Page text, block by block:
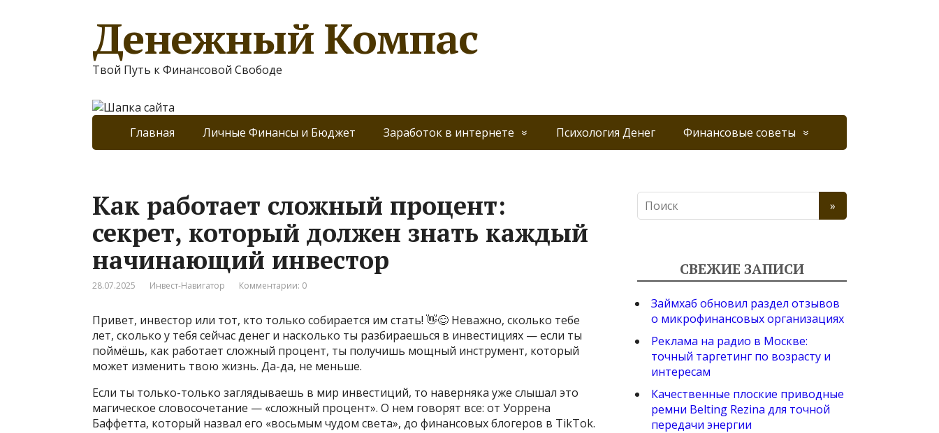
Денежный Компас
Твой Путь к Финансовой Свободе
Главная Личные Финансы и Бюджет Заработок в интернете Психология Денег Финансовые советы
Как работает сложный процент:
секрет, который должен знать каждый
начинающий инвестор
28.07.2025 Инвест-Навигатор Комментарии: 0
Привет, инвестор или тот, кто только собирается им стать! 👋😊 Неважно, сколько тебе
лет, сколько у тебя сейчас денег и насколько ты разбираешься в инвестициях — если ты
поймёшь, как работает сложный процент, ты получишь мощный инструмент, который
может изменить твою жизнь. Да-да, не меньше.
Если ты только-только заглядываешь в мир инвестиций, то наверняка уже слышал это
магическое словосочетание — «сложный процент». О нем говорят все: от Уоррена
Баффетта, который назвал его «восьмым чудом света», до финансовых блогеров в TikTok.
СВЕЖИЕ ЗАПИСИ
Займхаб обновил раздел отзывов
о микрофинансовых организациях
Реклама на радио в Москве:
точный таргетинг по возрасту и
интересам
Качественные плоские приводные
ремни Belting Rezina для точной
передачи энергии